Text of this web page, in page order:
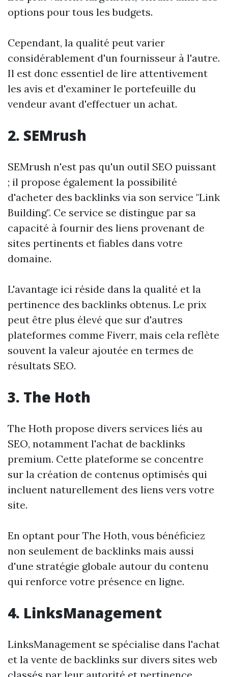
options pour tous les budgets.
Cependant, la qualité peut varier
considérablement d'un fournisseur à l'autre.
Il est donc essentiel de lire attentivement
les avis et d'examiner le portefeuille du
vendeur avant d'effectuer un achat.
2. SEMrush
SEMrush n'est pas qu'un outil SEO puissant
; il propose également la possibilité
d'acheter des backlinks via son service "Link
Building". Ce service se distingue par sa
capacité à fournir des liens provenant de
sites pertinents et fiables dans votre
domaine.
L'avantage ici réside dans la qualité et la
pertinence des backlinks obtenus. Le prix
peut être plus élevé que sur d'autres
plateformes comme Fiverr, mais cela reflète
souvent la valeur ajoutée en termes de
résultats SEO.
3. The Hoth
The Hoth propose divers services liés au
SEO, notamment l'achat de backlinks
premium. Cette plateforme se concentre
sur la création de contenus optimisés qui
incluent naturellement des liens vers votre
site.
En optant pour The Hoth, vous bénéficiez
non seulement de backlinks mais aussi
d'une stratégie globale autour du contenu
qui renforce votre présence en ligne.
4. LinksManagement
LinksManagement se spécialise dans l'achat
et la vente de backlinks sur divers sites web